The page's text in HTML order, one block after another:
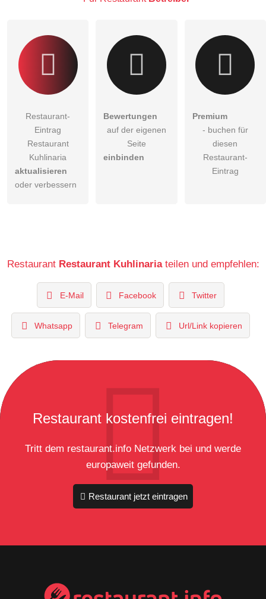
Restaurant-
Eintrag
Restaurant
Kuhlinaria
aktualisieren
oder verbessern
Bewertungen
auf der eigenen
Seite
einbinden
Premium
- buchen für
diesen
Restaurant-
Eintrag
Restaurant Restaurant Kuhlinariateilen und empfehlen:
E-Mail Facebook Twitter
Whatsapp Telegram Url/Link kopieren
Restaurant kostenfrei eintragen!
Tritt dem restaurant.info Netzwerk bei und werde
europaweit gefunden.
Restaurant jetzt eintragen